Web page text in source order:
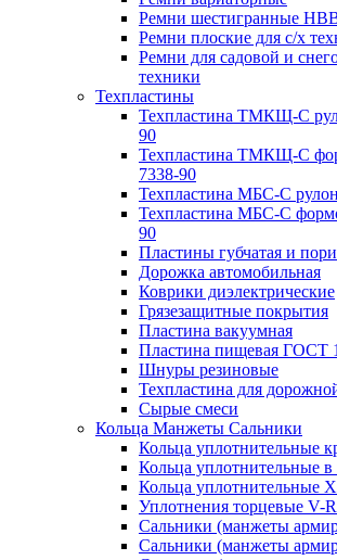
Ремни шестигранные
Ремни плоские для с/х
Ремни для садовой и
техники
Техпластины
Техпластина ТМКЩ-С
90
Техпластина ТМКЩ-С
7338-90
Техпластина МБС-С
Техпластина МБС-С
90
Пластины губчатая и
Дорожка автомобильная
Коврики диэлектрические
Грязезащитные покрытия
Пластина вакуумная
Пластина пищевая ГОСТ
Шнуры резиновые
Техпластина для
Сырые смеси
Кольца Манжеты Сальники
Кольца уплотнительные
Кольца уплотнительные в
Кольца уплотнительные
Уплотнения торцевые V-
Сальники (манжеты
Сальники (манжеты